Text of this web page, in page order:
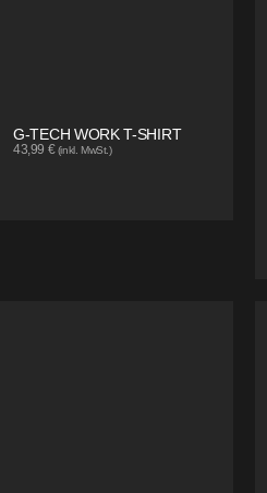
G-TECH WORK T-SHIRT
43,99 € (inkl. MwSt.)